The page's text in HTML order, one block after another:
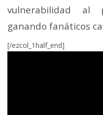
vulnerabilidad al
ganando fanáticos
[/ezcol_1half_end]